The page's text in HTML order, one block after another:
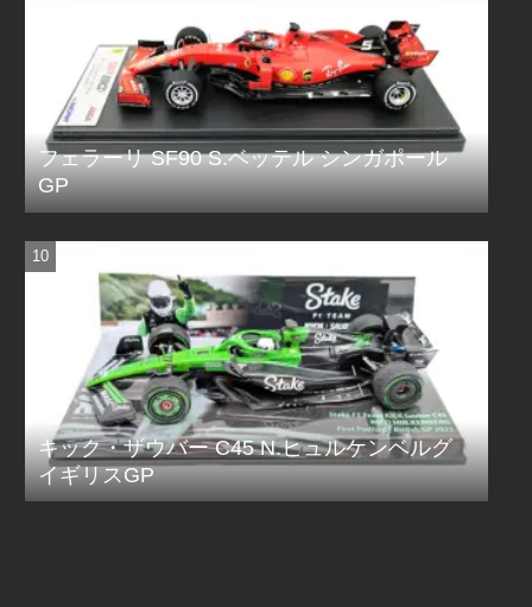
フェラーリ SF90 S.ベッテル シンガポール
GP
キック・ザウバー C45 N.ヒュルケンベルグ
イギリスGP